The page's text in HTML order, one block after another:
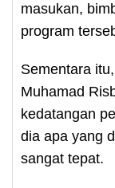
masukan,
program
Sementara
Muhamad
kedatangan
dia apa yang
sangat tepat.